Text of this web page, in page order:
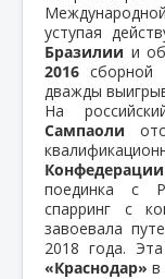
уступая
Бразилии и
2016 сборной
дважды
На
Сампаоли
поединка с
спарринг с
завоевала
2018 года.
«Краснодар» в